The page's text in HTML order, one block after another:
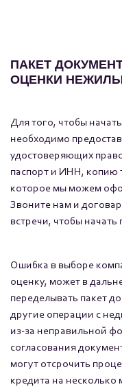
ПАКЕТ
ОЦЕНКИ
Для того, чтобы
необходимо
удостоверяющих
паспорт и ИНН, копию
которое мы можем
Звоните нам и
встречи, чтобы начать
Ошибка в выборе
оценку, может в
переделывать пакет
другие операции с
из-за неправильной
согласования
могут отсрочить
кредита на несколько